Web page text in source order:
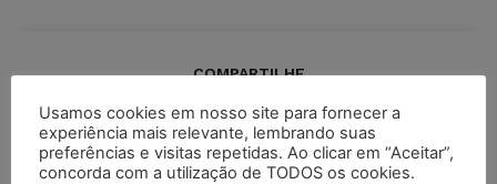
COMPARTILHE
Usamos cookies em nosso site para fornecer a
experiência mais relevante, lembrando suas
preferências e visitas repetidas. Ao clicar em “Aceitar”,
concorda com a utilização de TODOS os cookies.